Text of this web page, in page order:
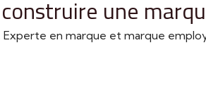
une
Experte en marque et marque